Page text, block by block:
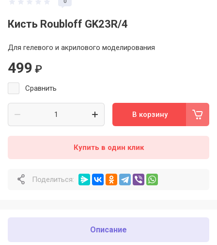
Кисть Roubloff GK23R/4
Для гелевого и акрилового моделирования
499 ₽
Сравнить
В корзину
Купить в один клик
Поделиться:
Описание